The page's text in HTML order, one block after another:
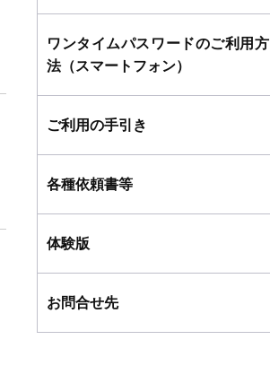
ワンタイムパスワードのご利用方
法（スマートフォン）
ご利用の手引き
各種依頼書等
体験版
お問合せ先